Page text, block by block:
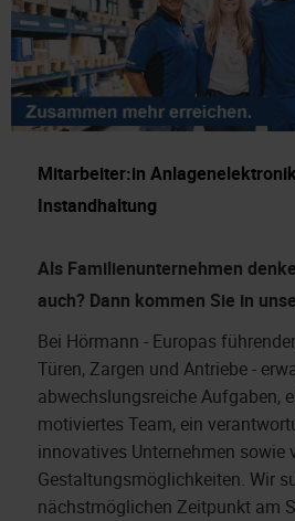
Mitarbeiter:in
Instandhaltung
Als Familienunternehmen
auch? Dann kommen Sie in
Bei Hörmann - Europas
Türen, Zargen und Antriebe -
abwechslungsreiche Aufgaben,
motiviertes Team, ein
innovatives Unternehmen sowie
Gestaltungsmöglichkeiten. Wir
nächstmöglichen Zeitpunkt am